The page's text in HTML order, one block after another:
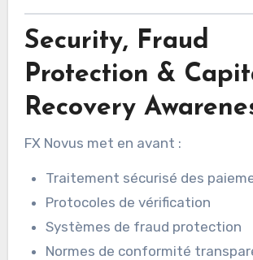
Security, Fraud
Protection &
Recovery
FX Novus met en avant :
Traitement sécurisé des
Protocoles de vérification
Systèmes de fraud protection
Normes de conformité